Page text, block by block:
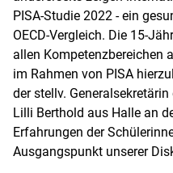
PISA-Studie 2022 - ein
OECD-Vergleich. Die 15-
allen Kompetenzbereichen
im Rahmen von PISA
der stellv.
Lilli Berthold aus Halle an
Erfahrungen der
Ausgangspunkt unserer